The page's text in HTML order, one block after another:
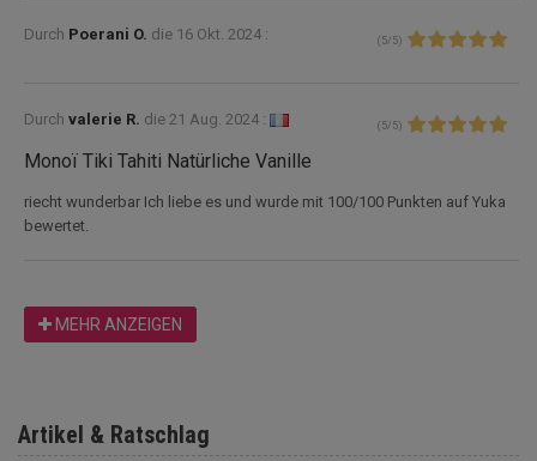
Durch Poerani O. die 16 Okt. 2024 : ( 5/ 5)
Durch valerie R. die 21 Aug. 2024 : ( 5/ 5)
Monoï Tiki Tahiti Natürliche Vanille
riecht wunderbar Ich liebe es und wurde mit 100/100 Punkten auf Yuka
bewertet.
MEHR ANZEIGEN
Artikel & Ratschlag